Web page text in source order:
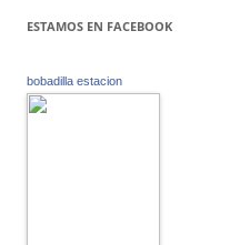
ESTAMOS EN FACEBOOK
bobadilla estacion